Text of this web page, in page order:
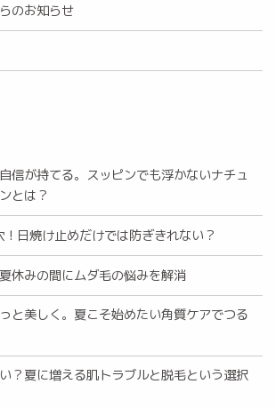
のお知らせ
信が持てる。スッピンでも浮かないナチュ
とは？
日焼け止めだけでは防ぎきれない？
休みの間にムダ毛の悩みを解消
と美しく。夏こそ始めたい角質ケアでつる
？夏に増える肌トラブルと脱毛という選択